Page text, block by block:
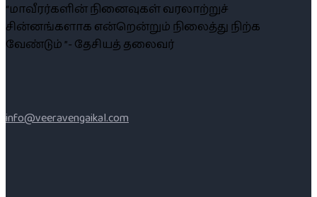
“மாவீரர்களின் நினைவுகள் வரலாற்றுச்
சின்னங்களாக என்றென்றும் நிலைத்து நிற்க
வேண்டும் ”- தேசியத் தலைவர்
info@veeravengaikal.com